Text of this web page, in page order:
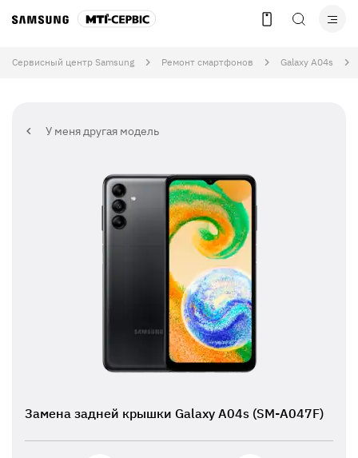
Сервисный центр Samsung Ремонт смартфонов Galaxy A04s
У меня другая модель
Замена задней крышки Galaxy A04s (SM-A047F)